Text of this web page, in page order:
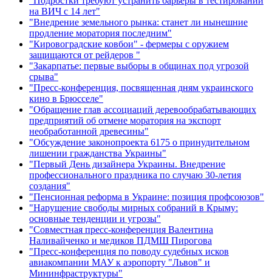
на ВИЧ с 14 лет"
"Внедрение земельного рынка: станет ли нынешние
продление моратория последним"
"Кировоградские ковбои" - фермеры с оружием
защищаются от рейдеров "
"Закарпатье: первые выборы в общинах под угрозой
срыва"
"Пресс-конференция, посвященная дням украинского
кино в Брюсселе"
"Обращение глав ассоциаций деревообрабатывающих
предприятий об отмене моратория на экспорт
необработанной древесины"
"Обсуждение законопроекта 6175 о принудительном
лишении гражданства Украины"
"Первый День дизайнера Украины. Внедрение
профессионального праздника по случаю 30-летия
создания"
"Пенсионная реформа в Украине: позиция профсоюзов"
"Нарушение свободы мирных собраний в Крыму:
основные тенденции и угрозы"
"Совместная пресс-конференция Валентина
Наливайченко и медиков ПДМШ Пирогова
"Пресс-конференция по поводу судебных исков
авиакомпании МАУ к аэропорту "Львов" и
Мининфраструктуры"